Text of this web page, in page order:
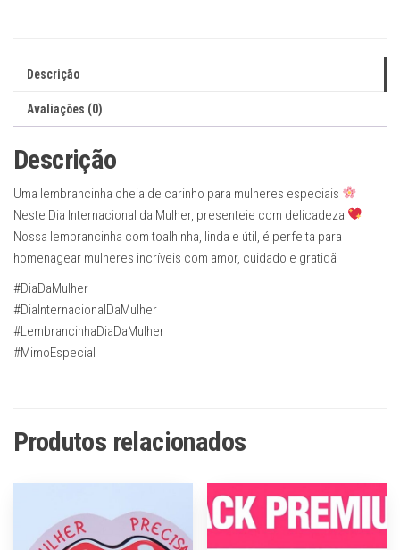
Descrição
Avaliações (0)
Descrição
Uma lembrancinha cheia de carinho para mulheres especiais
Neste Dia Internacional da Mulher, presenteie com delicadeza
Nossa lembrancinha com toalhinha, linda e útil, é perfeita para
homenagear mulheres incríveis com amor, cuidado e gratidã
#DiaDaMulher
#DiaInternacionalDaMulher
#LembrancinhaDiaDaMulher
#MimoEspecial
Produtos relacionados